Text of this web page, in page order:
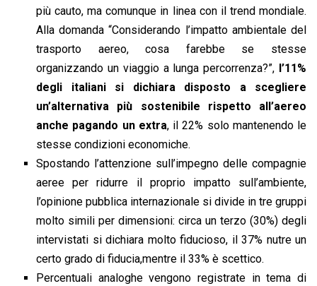
più cauto, ma comunque in linea con il trend mondiale.
Alla domanda “Considerando l’impatto ambientale del
trasporto aereo, cosa farebbe se stesse
organizzando un viaggio a lunga percorrenza?”, l’11%
degli italiani si dichiara disposto a scegliere
un’alternativa più sostenibile rispetto all’aereo
anche pagando un extra, il 22% solo mantenendo le
stesse condizioni economiche.
Spostando l’attenzione sull’impegno delle compagnie
aeree per ridurre il proprio impatto sull’ambiente,
l’opinione pubblica internazionale si divide in tre gruppi
molto simili per dimensioni: circa un terzo (30%) degli
intervistati si dichiara molto fiducioso, il 37% nutre un
certo grado di fiducia,mentre il 33% è scettico.
Percentuali analoghe vengono registrate in tema di